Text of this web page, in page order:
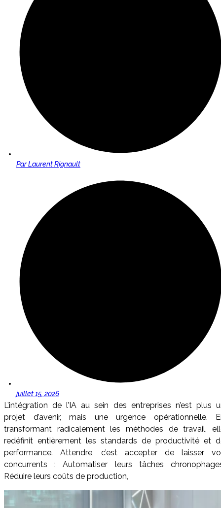
ParLaurent Rignault
juillet 15, 2026
L’intégration de l’IA au sein des entreprises n’est plus
projet d’avenir, mais une urgence opérationnelle.
transformant radicalement les méthodes de travail,
redéfinit entièrement les standards de productivité et
performance. Attendre, c’est accepter de laisser
concurrents : Automatiser leurs tâches
Réduire leurs coûts de production,